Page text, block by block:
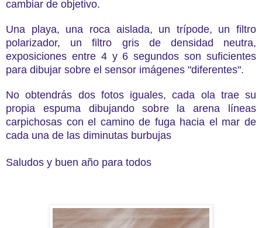
cambiar de objetivo.
Una playa, una roca aislada, un trípode, un filtro
polarizador, un filtro gris de densidad neutra,
exposiciones entre 4 y 6 segundos son suficientes
para dibujar sobre el sensor imágenes "diferentes".
No obtendrás dos fotos iguales, cada ola trae su
propia espuma dibujando sobre la arena líneas
carpichosas con el camino de fuga hacia el mar de
cada una de las diminutas burbujas
Saludos y buen año para todos